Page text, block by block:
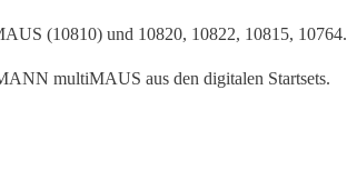
(10810) und 10820, 10822, 10815, 10764.
multiMAUS aus den digitalen Startsets.